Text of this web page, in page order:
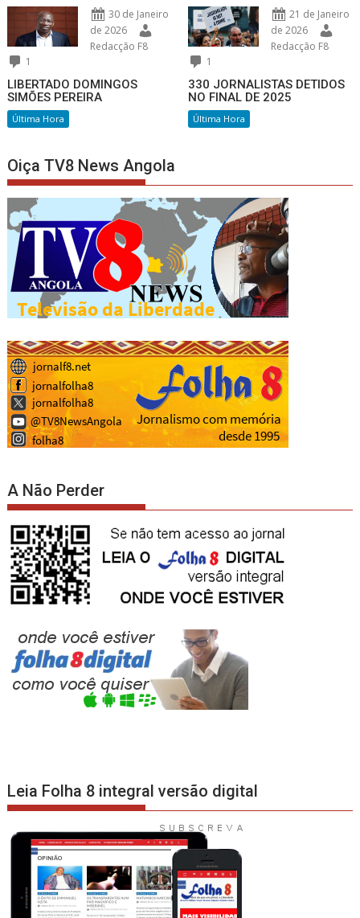
30 de Janeiro
de 2026
Redacção F8
1
LIBERTADO DOMINGOS
SIMÕES PEREIRA
Última Hora
21 de Janeiro
de 2026
Redacção F8
1
330 JORNALISTAS DETIDOS
NO FINAL DE 2025
Última Hora
Oiça TV8 News Angola
A Não Perder
Leia Folha 8 integral versão digital